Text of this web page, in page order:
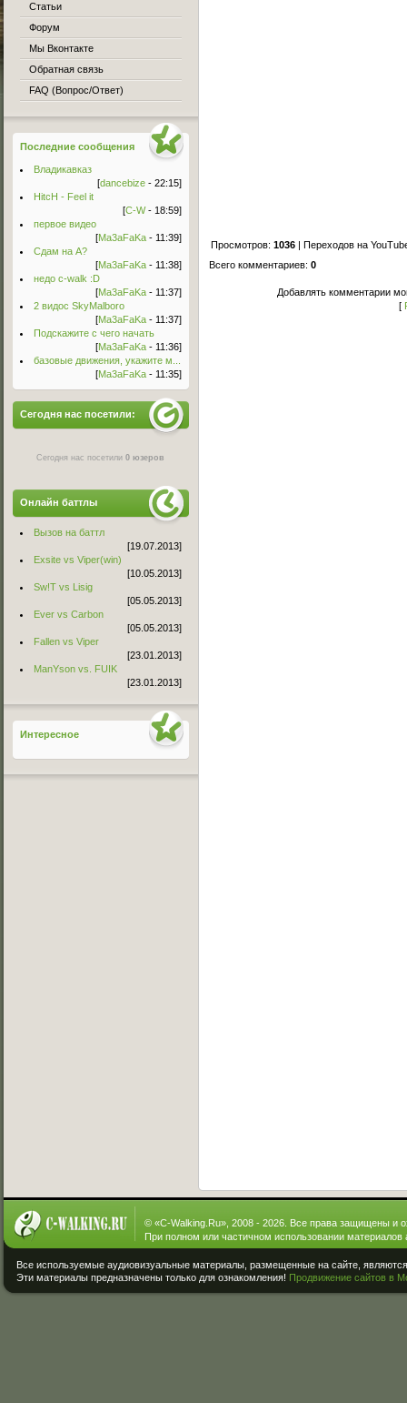
Просмотров: 1036 | Переходов на
Всего комментариев: 0
Добавлять комментарии
[
Статьи
Форум
Мы Вконтакте
Обратная связь
FAQ (Вопрос/Ответ)
Последние сообщения
Владикавказ
[dancebize - 22:15]
HitcH - Feel it
[C-W- 18:59]
первое видео
[Ma3aFaKa - 11:39]
Сдам на А?
[Ma3aFaKa - 11:38]
недо c-walk :D
[Ma3aFaKa - 11:37]
2 видос SkyMalboro
[Ma3aFaKa - 11:37]
Подскажите с чего начать
[Ma3aFaKa - 11:36]
базовые движения, укажите м...
[Ma3aFaKa - 11:35]
Сегодня нас посетили:
Сегодня нас посетили0 юзеров
Онлайн баттлы
Вызов на баттл
[19.07.2013]
Exsite vs Viper(win)
[10.05.2013]
Sw!T vs Lisig
[05.05.2013]
Ever vs Carbon
[05.05.2013]
Fallen vs Viper
[23.01.2013]
ManYson vs. FUIK
[23.01.2013]
Интересное
© «C-Walking.Ru», 2008 - 2026. Все права защищены и
При полном или частичном использовании материалов
Все используемые аудиовизуальные материалы, размещенные на сайте,
Эти материалы предназначены только для ознакомления! Продвижение сайтов в